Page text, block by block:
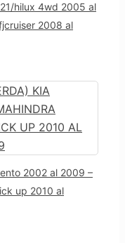
hilux 4wd 2005 al
2008 al
2002 al 2009 –
up 2010 al